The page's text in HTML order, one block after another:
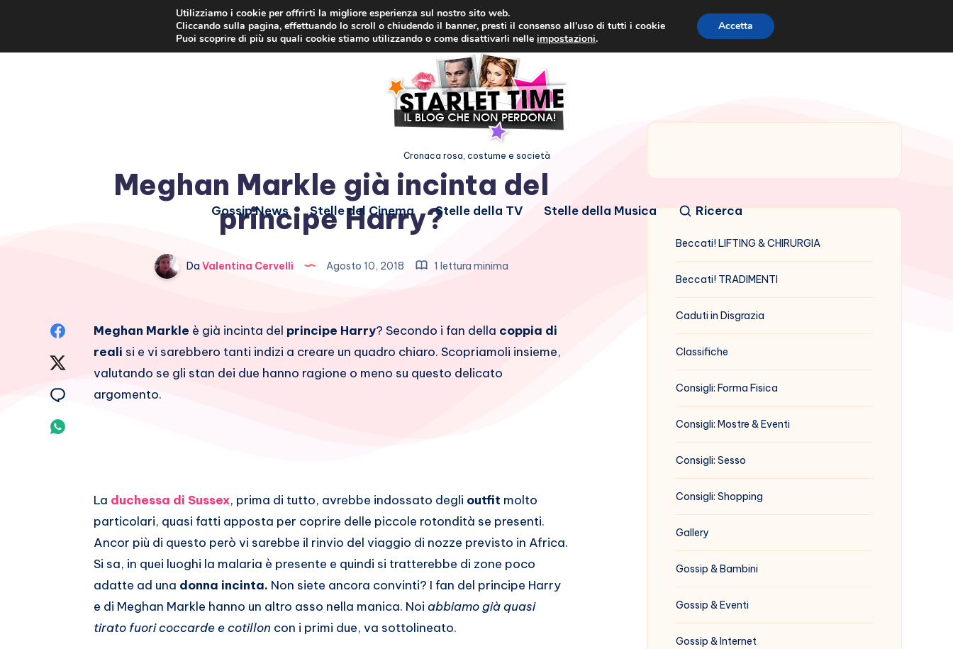
Cronaca rosa, costume e società
Gossip News Stelle del Cinema Stelle della TV Stelle della Musica Ricerca
Meghan Markle già incinta del
principe Harry?
DaValentina Cervelli Agosto 10, 2018 1 lettura minima
Condividi
Condividi
Meghan Markle è già incinta del principe Harry? Secondo i fan della coppia di
reali si e vi sarebbero tanti indizi a creare un quadro chiaro. Scopriamoli insieme,
valutando se gli stan dei due hanno ragione o meno su questo delicato
argomento.
La duchessa di Sussex, prima di tutto, avrebbe indossato degli outfit molto
particolari, quasi fatti apposta per coprire delle piccole rotondità se presenti.
Ancor più di questo però vi sarebbe il rinvio del viaggio di nozze previsto in Africa.
Si sa, in quei luoghi la malaria è presente e quindi si tratterebbe di zone poco
adatte ad una donna incinta. Non siete ancora convinti? I fan del principe Harry
e di Meghan Markle hanno un altro asso nella manica. Noi abbiamo già quasi
tirato fuori coccarde e cotillon con i primi due, va sottolineato.
Beccati! LIFTING & CHIRURGIA
Beccati! TRADIMENTI
Caduti in Disgrazia
Classifiche
Consigli: Forma Fisica
Consigli: Mostre & Eventi
Consigli: Sesso
Consigli: Shopping
Gallery
Gossip & Bambini
Gossip & Eventi
Gossip & Internet
Utilizziamo i cookie per offrirti la migliore esperienza sul nostro sito web.
Cliccando sulla pagina, effettuando lo scroll o chiudendo il banner, presti il consenso all’uso di tutti i cookie
Puoi scoprire di più su quali cookie stiamo utilizzando o come disattivarli nelleimpostazioni.
Accetta